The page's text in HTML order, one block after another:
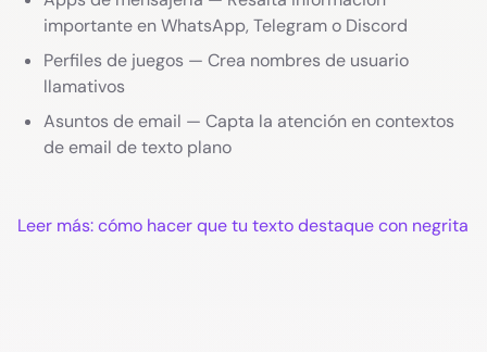
importante en WhatsApp, Telegram o Discord
Perfiles de juegos — Crea nombres de usuario
llamativos
Asuntos de email — Capta la atención en contextos
de email de texto plano
Leer más: cómo hacer que tu texto destaque con negrita